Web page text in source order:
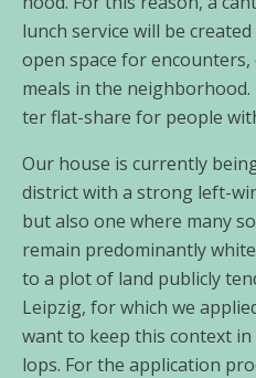
lunch ser­vice will be
open space for encoun­ters,
meals in the
ter flat-share for peo­p­le
Our house is curr­ent­ly
dis­trict with a strong left-
but also one whe­re many
remain pre­do­mi­nant­ly
to a plot of land publicly
Leipzig, for which we
want to keep this con­text
lo­ps. For the appli­ca­ti­on